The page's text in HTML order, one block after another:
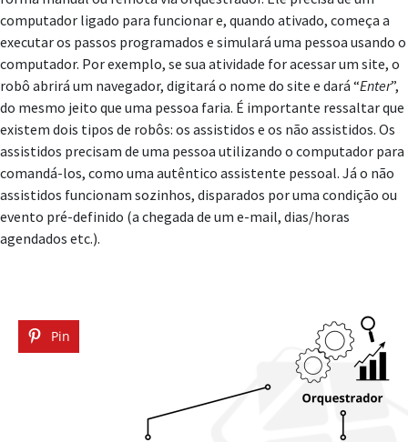
computador ligado para funcionar e, quando ativado, começa a
executar os passos programados e simulará uma pessoa usando o
computador. Por exemplo, se sua atividade for acessar um site, o
robô abrirá um navegador, digitará o nome do site e dará “Enter”,
do mesmo jeito que uma pessoa faria. É importante ressaltar que
existem dois tipos de robôs: os assistidos e os não assistidos. Os
assistidos precisam de uma pessoa utilizando o computador para
comandá-los, como uma autêntico assistente pessoal. Já o não
assistidos funcionam sozinhos, disparados por uma condição ou
evento pré-definido (a chegada de um e-mail, dias/horas
agendados etc.).
Pin